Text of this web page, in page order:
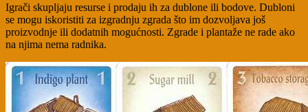
Igrači skupljaju resurse i prodaju ih za dublone ili bodove. Dubloni
se mogu iskoristiti za izgradnju zgrada što im dozvoljava još
proizvodnje ili dodatnih mogućnosti. Zgrade i plantaže ne rade ako
na njima nema radnika.